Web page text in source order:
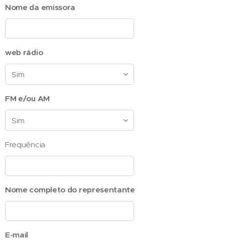
Nome da emissora
web rádio
FM e/ou AM
Frequência
Nome completo do representante
E-mail